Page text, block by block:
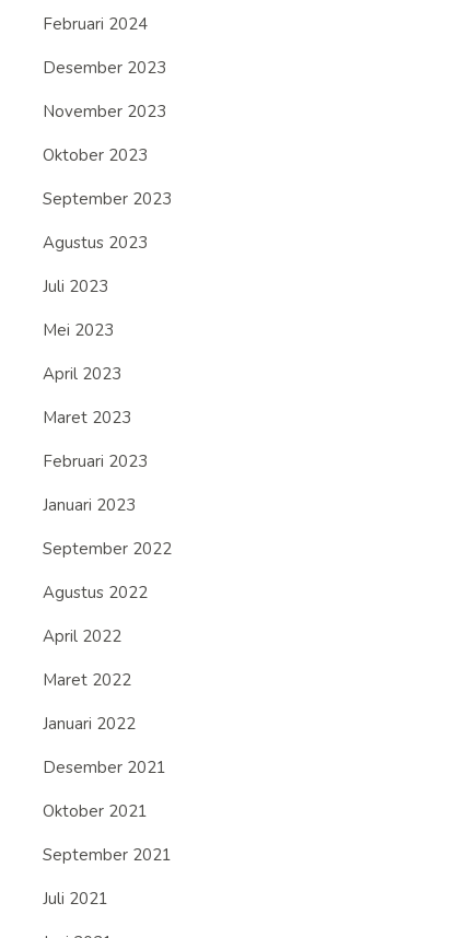
Februari 2024
Desember 2023
November 2023
Oktober 2023
September 2023
Agustus 2023
Juli 2023
Mei 2023
April 2023
Maret 2023
Februari 2023
Januari 2023
September 2022
Agustus 2022
April 2022
Maret 2022
Januari 2022
Desember 2021
Oktober 2021
September 2021
Juli 2021